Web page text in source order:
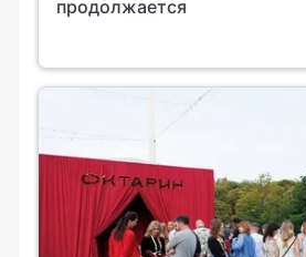
продолжается